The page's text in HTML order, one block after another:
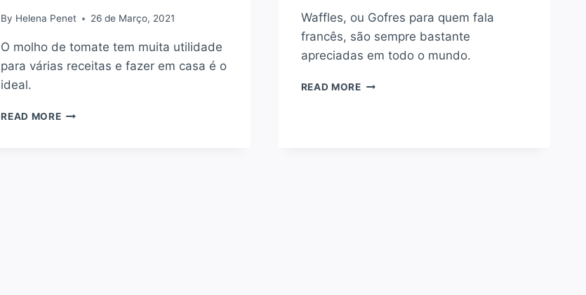
By Helena Penet 26 de Março, 2021
O molho de tomate tem muita utilidade
para várias receitas e fazer em casa é o
ideal.
READ MORECOMO
Waffles, ou Gofres para quem fala
francês, são sempre bastante
apreciadas em todo o mundo.
READ MORECOMO